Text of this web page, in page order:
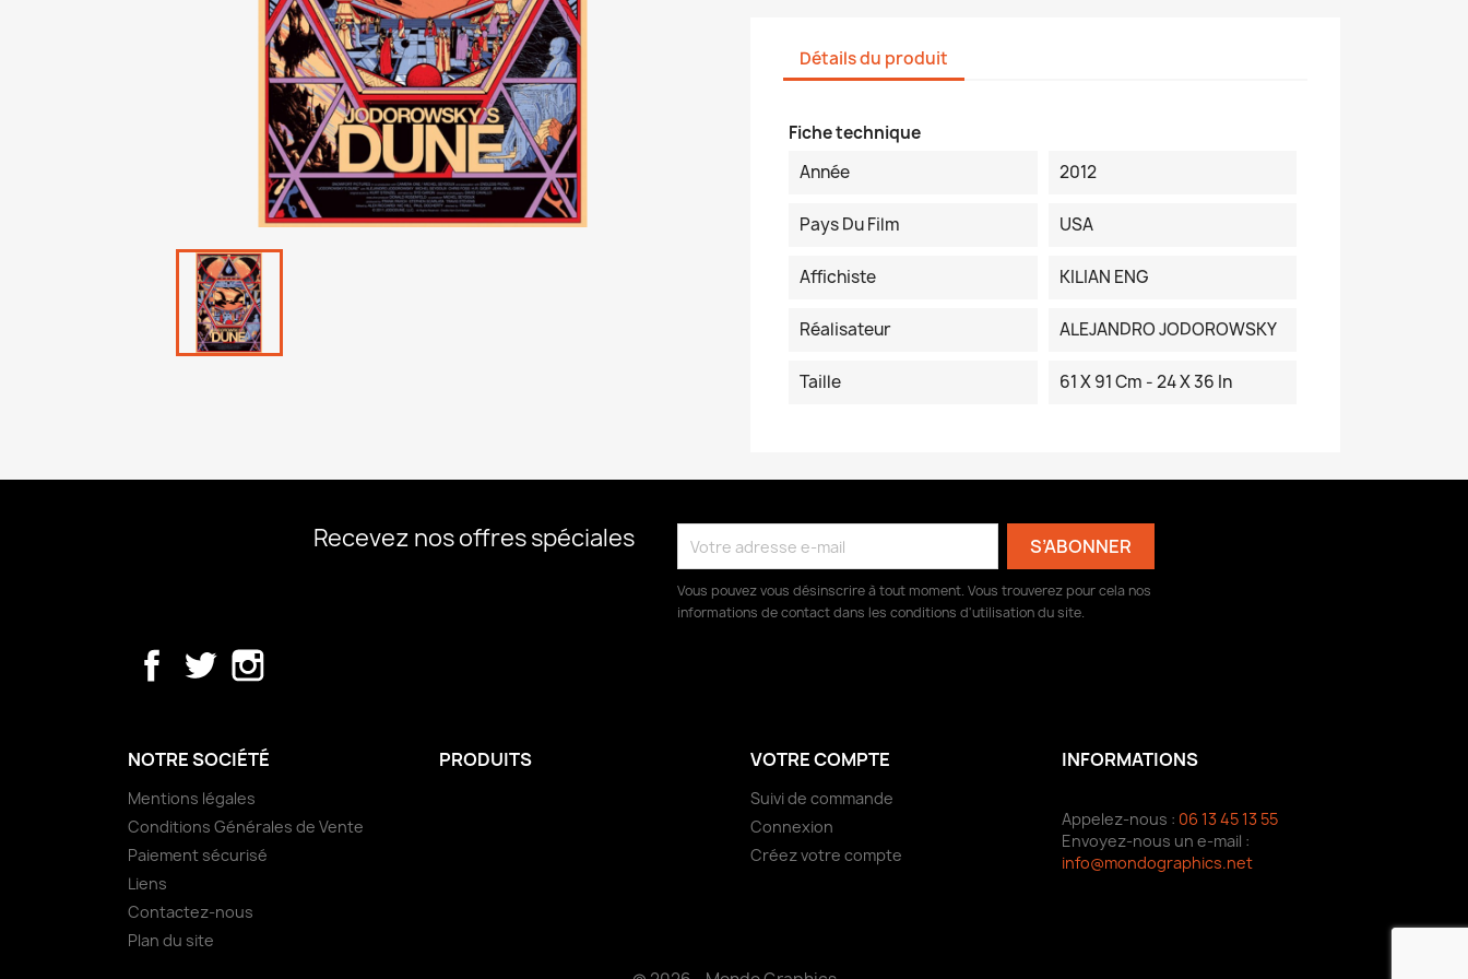
Détails du produit
Fiche technique
Année
2012
Pays Du Film USA
Affichiste KILIAN ENG
Réalisateur ALEJANDRO JODOROWSKY
Taille 61 X 91 Cm - 24 X 36 In
Recevez nos offres spéciales
Vous pouvez vous désinscrire à tout moment. Vous trouverez pour cela nos
informations de contact dans les conditions d'utilisation du site.
Facebook
Twitter
NOTRE SOCIÉTÉ
Mentions légales
Conditions Générales de Vente
Paiement sécurisé
Liens
Contactez-nous
Plan du site
PRODUITS VOTRE COMPTE
Suivi de commande
Connexion
Créez votre compte
INFORMATIONS
Appelez-nous : 06 13 45 13 55
Envoyez-nous un e-mail :
info@mondographics.net